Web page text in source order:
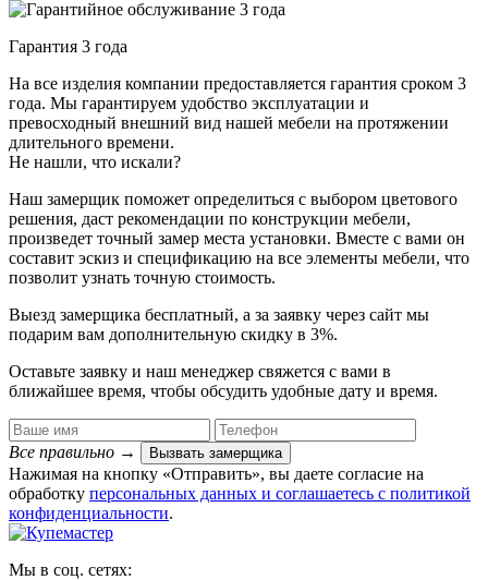
Гарантия 3 года
На все изделия компании предоставляется гарантия сроком 3
года. Мы гарантируем удобство эксплуатации и
превосходный внешний вид нашей мебели на протяжении
длительного времени.
Не нашли, что искали?
Наш замерщик поможет определиться с выбором цветового
решения, даст рекомендации по конструкции мебели,
произведет точный замер места установки. Вместе с вами он
составит эскиз и спецификацию на все элементы мебели, что
позволит узнать точную стоимость.
Выезд замерщика бесплатный, а за заявку через сайт мы
подарим вам дополнительную скидку в 3%.
Оставьте заявку и наш менеджер свяжется с вами в
ближайшее время, чтобы обсудить удобные дату и время.
Все правильно → Вызвать замерщика
Нажимая на кнопку «Отправить», вы даете согласие на
обработку персональных данных​ и соглашаетесь c политикой
конфиденциальности.
Мы в соц. сетях: